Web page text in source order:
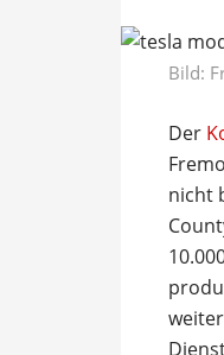
Bild:
Der
nicht